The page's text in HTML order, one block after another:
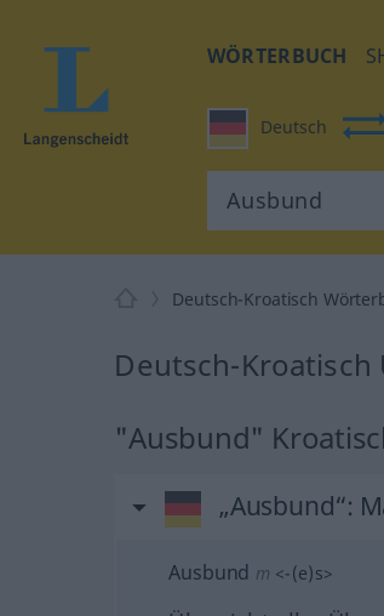
WÖRTERBUCH
Deutsch
Deutsch-Kroatisch
Deutsch-Kroatisch
"Ausbund"
„Ausbund“:
Ausbund m <-(e)s>